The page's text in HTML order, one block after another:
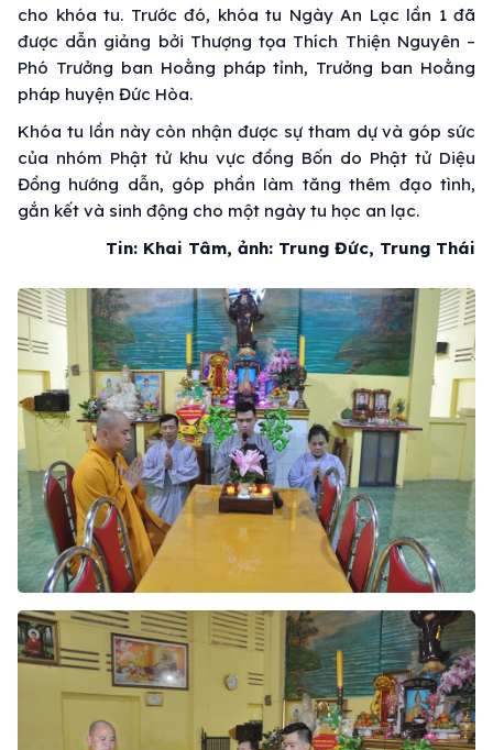
cho khóa tu. Trước đó, khóa tu Ngày An Lạc lần 1 đã
được dẫn giảng bởi Thượng tọa Thích Thiện Nguyên –
Phó Trưởng ban Hoằng pháp tỉnh, Trưởng ban Hoằng
pháp huyện Đức Hòa.
Khóa tu lần này còn nhận được sự tham dự và góp sức
của nhóm Phật tử khu vực đồng Bốn do Phật tử Diệu
Đồng hướng dẫn, góp phần làm tăng thêm đạo tình,
gắn kết và sinh động cho một ngày tu học an lạc.
Tin: Khai Tâm, ảnh: Trung Đức, Trung Thái